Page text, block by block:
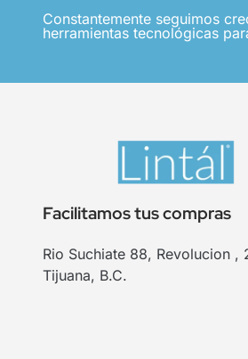
Constantemente seguimos
herramientas tecnológicas
Facilitamos tus compras
Rio Suchiate 88, Revolucion ,
Tijuana, B.C.